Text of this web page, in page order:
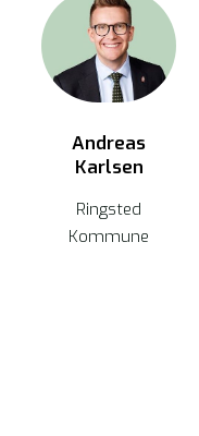
Andreas
Karlsen
Ringsted
Kommune